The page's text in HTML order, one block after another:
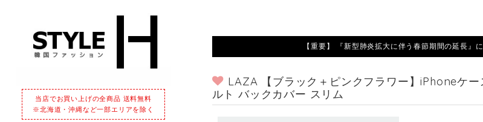
当店でお買い上げの全商品 送料無料
※北海道・沖縄など一部エリアを除く
【重要】 『新型肺炎拡大に伴う春節期間の延長
LAZA 【ブラック＋ピンクフラワー】iPhoneケ
ルト バックカバー スリム